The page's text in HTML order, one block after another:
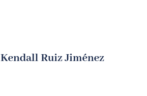
Kendall Ruiz Jiménez